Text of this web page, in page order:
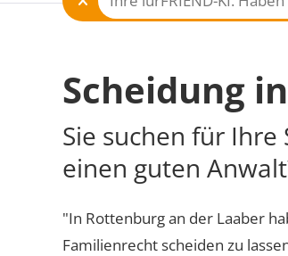
Scheidung
Sie suchen für
einen guten
"In Rottenburg an der Laaber
Familienrecht scheiden zu